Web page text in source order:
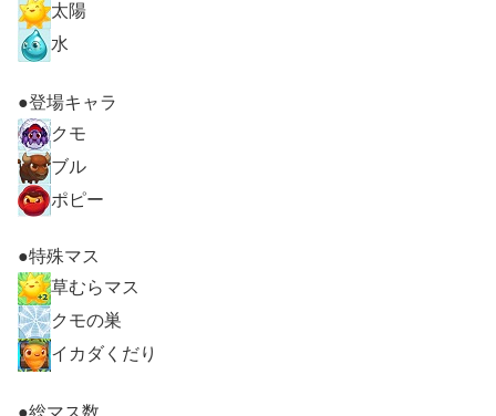
太陽
水
●登場キャラ
クモ
ブル
ポピー
●特殊マス
草むらマス
クモの巣
イカダくだり
●総マス数